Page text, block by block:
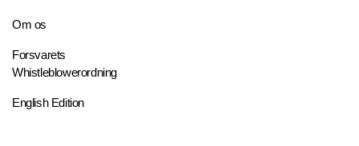
Om os
Forsvarets
Whistleblowerordning
English Edition